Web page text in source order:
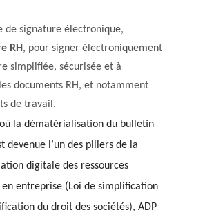
de signature électronique,
RH, pour signer électroniquement
simplifiée, sécurisée et à
documents RH, et notamment
de travail.
la dématérialisation du bulletin
devenue l’un des piliers de la
digitale des ressources
en entreprise (Loi de simplification
du droit des sociétés), ADP